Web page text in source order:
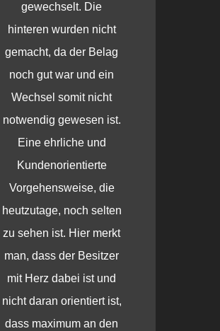
gewechselt. Die
hinteren wurden nicht
gemacht, da der Belag
noch gut war und ein
Wechsel somit nicht
notwendig gewesen ist.
Eine ehrliche und
Kundenorientierte
Vorgehensweise, die
heutzutage, noch selten
zu sehen ist. Hier merkt
man, dass der Besitzer
mit Herz dabei ist und
nicht daran orientiert ist,
dass maximum an den